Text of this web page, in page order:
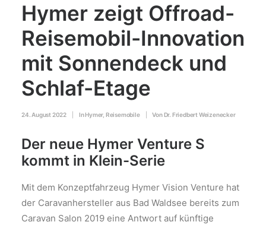
Hymer zeigt Offroad-
Reisemobil-Innovation
mit Sonnendeck und
Schlaf-Etage
24. August 2022 InHymer, Reisemobile VonDr. Friedbert Weizenecker
Der neue Hymer Venture S
kommt in Klein-Serie
Mit dem Konzeptfahrzeug Hymer Vision Venture hat
der Caravanhersteller aus Bad Waldsee bereits zum
Caravan Salon 2019 eine Antwort auf künftige